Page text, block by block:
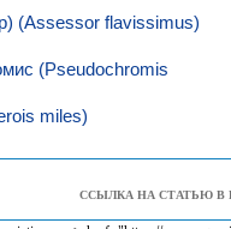
(Assessor flavissimus)
(Pseudochromis
miles)
ССЫЛКА НА СТАТЬЮ В